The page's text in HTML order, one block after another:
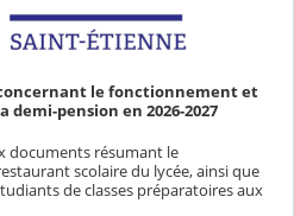
le fonctionnement et
pension en 2026-2027
documents résumant le
scolaire du lycée, ainsi que
de classes préparatoires aux